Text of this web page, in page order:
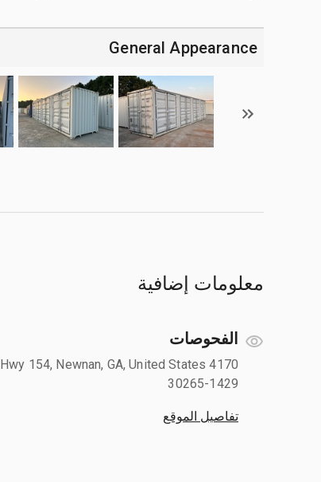
General Appearance
معلومات إضافية
الفحوصات
4170 Hwy 154, Newnan, GA, United States
30265-1429
تفاصيل الموقع